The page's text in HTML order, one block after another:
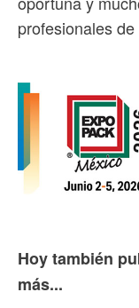
profesionales
Hoy también
más...